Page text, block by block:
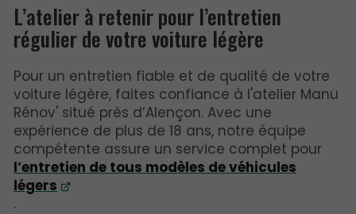
L’atelier à retenir pour l’entretien
régulier de votre voiture légère
Pour un entretien fiable et de qualité de votre
voiture légère, faites confiance à l'atelier Manu
Rénov' situé près d’Alençon. Avec une
expérience de plus de 18 ans, notre équipe
compétente assure un service complet pour
l’entretien de tous modèles de véhicules
légers
.